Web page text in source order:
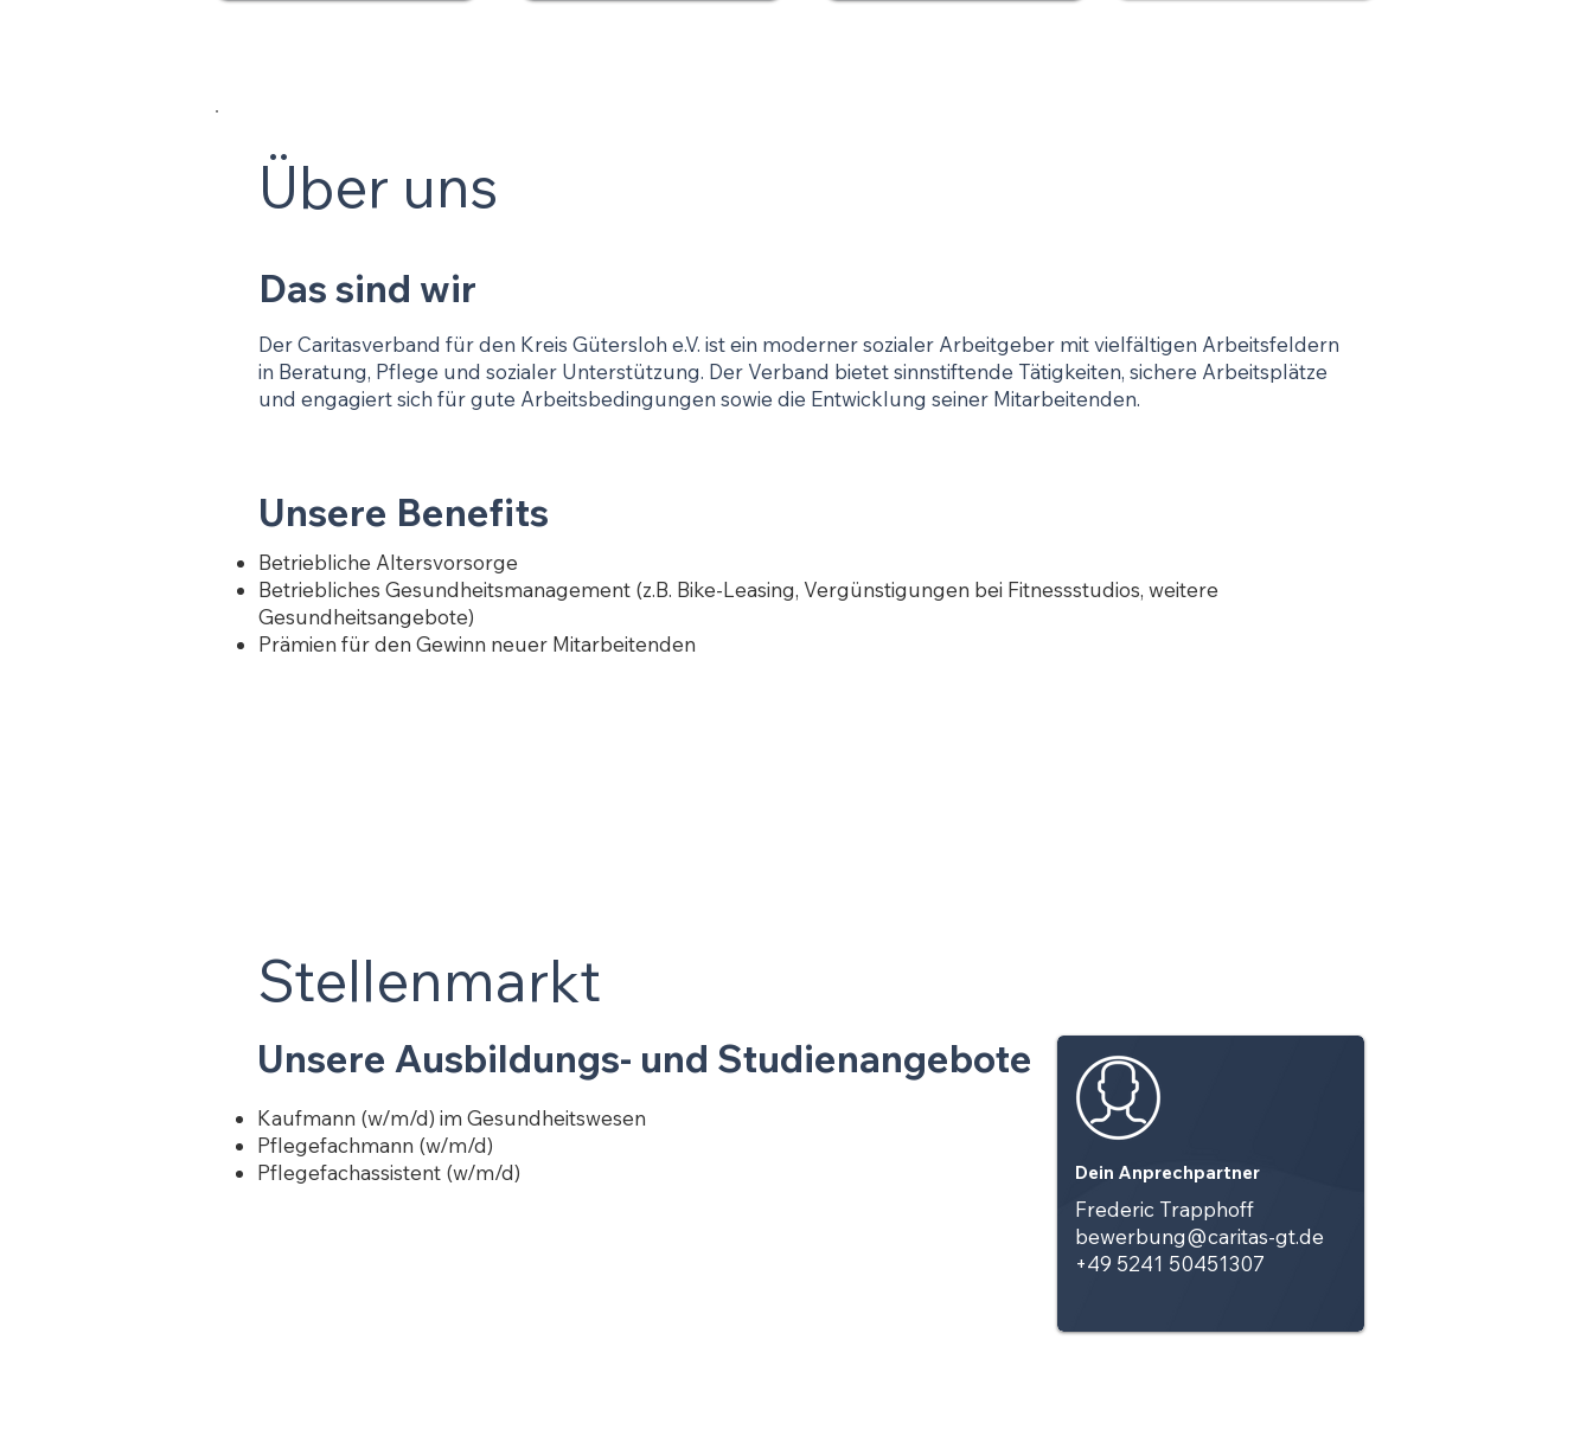
Über uns
Das sind wir
Der Caritasverband für den Kreis Gütersloh e.V. ist ein moderner sozialer Arbeitgeber mit vielfältigen Arbeitsfeldern
in Beratung, Pflege und sozialer Unterstützung. Der Verband bietet sinnstiftende Tätigkeiten, sichere Arbeitsplätze
und engagiert sich für gute Arbeitsbedingungen sowie die Entwicklung seiner Mitarbeitenden.
Unsere Benefits
Betriebliche Altersvorsorge
Betriebliches Gesundheitsmanagement (z.B. Bike-Leasing, Vergünstigungen bei Fitnessstudios, weitere
Gesundheitsangebote)
Prämien für den Gewinn neuer Mitarbeitenden
Stellenmarkt
Unsere Ausbildungs- und Studienangebote
Kaufmann (w/m/d) im Gesundheitswesen
Pflegefachmann (w/m/d)
Pflegefachassistent (w/m/d)
Frederic Trapphoff
bewerbung@caritas-gt.de
+49 5241 50451307
Dein Anprechpartner